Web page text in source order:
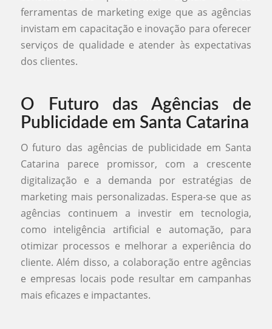
ferramentas de marketing exige que as agências
invistam em capacitação e inovação para oferecer
serviços de qualidade e atender às expectativas
dos clientes.
O Futuro das Agências de
Publicidade em Santa Catarina
O futuro das agências de publicidade em Santa
Catarina parece promissor, com a crescente
digitalização e a demanda por estratégias de
marketing mais personalizadas. Espera-se que as
agências continuem a investir em tecnologia,
como inteligência artificial e automação, para
otimizar processos e melhorar a experiência do
cliente. Além disso, a colaboração entre agências
e empresas locais pode resultar em campanhas
mais eficazes e impactantes.